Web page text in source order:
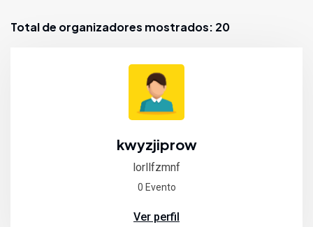
Total de organizadores mostrados: 20
kwyzjiprow
lorllfzmnf
0 Evento
Ver perfil